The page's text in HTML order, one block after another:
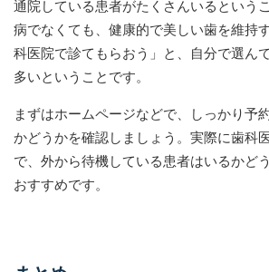
通院している患者がたくさんいるという
病でなくても、健康的で美しい歯を維持
科医院で診てもらおう」と、自分で選ん
多いということです。
まずはホームページなどで、しっかり予
かどうかを確認しましょう。実際に歯科
で、外から待機している患者はいるかど
おすすめです。